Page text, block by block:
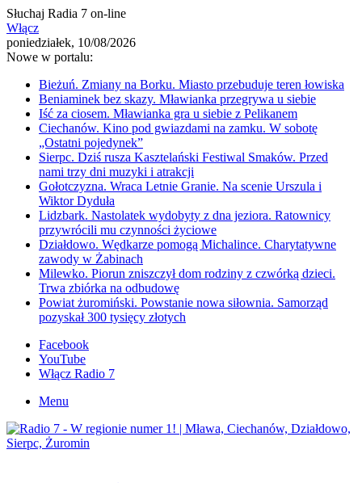
Słuchaj Radia 7 on-line
Włącz
poniedziałek, 10/08/2026
Nowe w portalu:
Bieżuń. Zmiany na Borku. Miasto przebuduje teren łowiska
Beniaminek bez skazy. Mławianka przegrywa u siebie
Iść za ciosem. Mławianka gra u siebie z Pelikanem
Ciechanów. Kino pod gwiazdami na zamku. W sobotę
„Ostatni pojedynek”
Sierpc. Dziś rusza Kasztelański Festiwal Smaków. Przed
nami trzy dni muzyki i atrakcji
Gołotczyzna. Wraca Letnie Granie. Na scenie Urszula i
Wiktor Dyduła
Lidzbark. Nastolatek wydobyty z dna jeziora. Ratownicy
przywrócili mu czynności życiowe
Działdowo. Wędkarze pomogą Michalince. Charytatywne
zawody w Żabinach
Milewko. Piorun zniszczył dom rodziny z czwórką dzieci.
Trwa zbiórka na odbudowę
Powiat żuromiński. Powstanie nowa siłownia. Samorząd
pozyskał 300 tysięcy złotych
Facebook
YouTube
Włącz Radio 7
Menu